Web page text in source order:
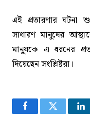
এই প্রতারণার ঘটনা
সাধারণ মানুষের
মানুষকে এ ধরনের
দিয়েছেন সংশ্লিষ্টরা।
FacebookTwitter